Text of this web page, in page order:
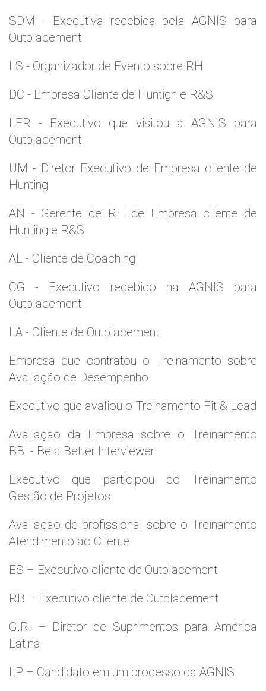
SDM - Executiva recebida pela AGNIS para
Outplacement
LS - Organizador de Evento sobre RH
DC - Empresa Cliente de Huntign e R&S
LER - Executivo que visitou a AGNIS para
Outplacement
UM - Diretor Executivo de Empresa cliente de
Hunting
AN - Gerente de RH de Empresa cliente de
Hunting e R&S
AL - Cliente de Coaching
CG - Executivo recebido na AGNIS para
Outplacement
LA - Cliente de Outplacement
Empresa que contratou o Treinamento sobre
Avaliação de Desempenho
Executivo que avaliou o Treinamento Fit & Lead
Avaliaçao da Empresa sobre o Treinamento
BBI - Be a Better Interviewer
Executivo que participou do Treinamento
Gestão de Projetos
Avaliaçao de profissional sobre o Treinamento
Atendimento ao Cliente
ES – Executivo cliente de Outplacement
RB – Executivo cliente de Outplacement
G.R. – Diretor de Suprimentos para América
Latina
LP – Candidato em um processo da AGNIS